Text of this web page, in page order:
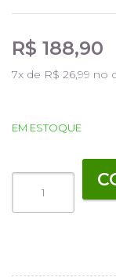
R$ 188,90
7x de R$ 26,99 no
EM ESTOQUE